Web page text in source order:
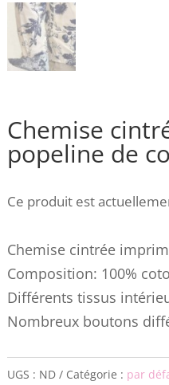
Chemise
popeline de
Ce produit est
Chemise cintrée
Composition: 100%
Différents tissus
Nombreux boutons
UGS : ND Catégorie : par